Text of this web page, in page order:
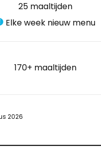
25 maaltijden
Elke week nieuw menu
170+ maaltijden
2026